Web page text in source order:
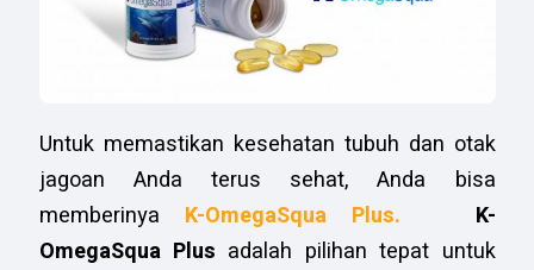
Untuk memastikan kesehatan tubuh dan otak
jagoan Anda terus sehat, Anda bisa
memberinya K-OmegaSqua Plus.
K-
OmegaSqua Plus adalah pilihan tepat untuk